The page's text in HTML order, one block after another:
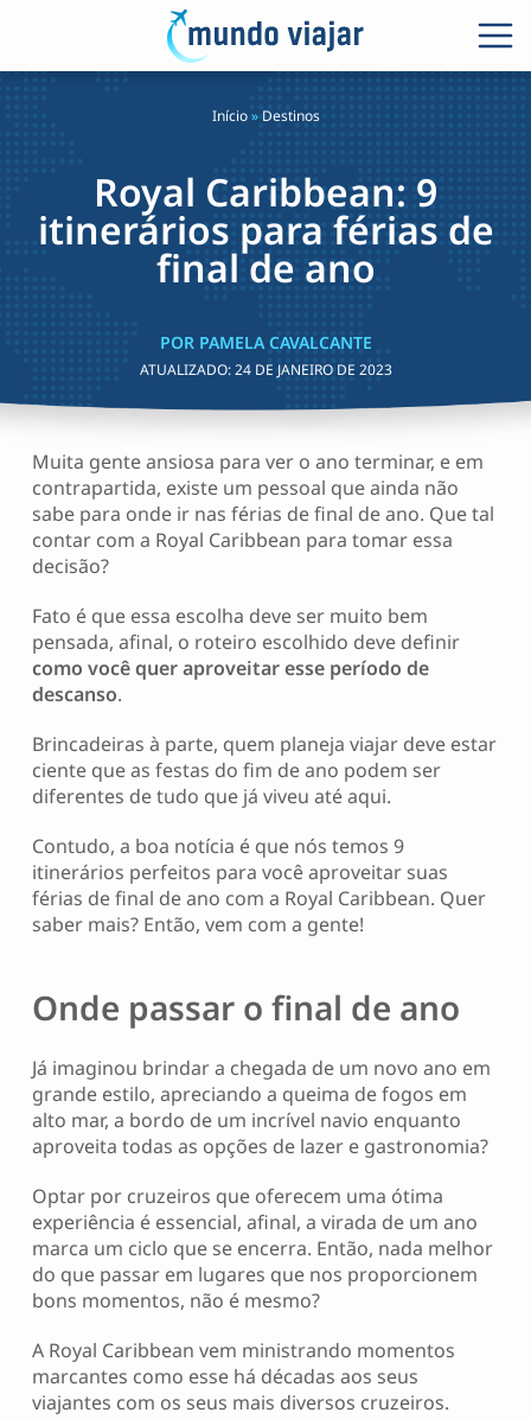
Início» Destinos
Royal Caribbean: 9
itinerários para férias de
final de ano
POR PAMELA CAVALCANTE
ATUALIZADO:24 DE JANEIRO DE 2023
Muita gente ansiosa para ver o ano terminar, e em
contrapartida, existe um pessoal que ainda não
sabe para onde ir nas férias de final de ano. Que tal
contar com a Royal Caribbean para tomar essa
decisão?
Fato é que essa escolha deve ser muito bem
pensada, afinal, o roteiro escolhido deve definir
como você quer aproveitar esse período de
descanso.
Brincadeiras à parte, quem planeja viajar deve estar
ciente que as festas do fim de ano podem ser
diferentes de tudo que já viveu até aqui.
Contudo, a boa notícia é que nós temos 9
itinerários perfeitos para você aproveitar suas
férias de final de ano com a Royal Caribbean. Quer
saber mais? Então, vem com a gente!
Onde passar o final de ano
Já imaginou brindar a chegada de um novo ano em
grande estilo, apreciando a queima de fogos em
alto mar, a bordo de um incrível navio enquanto
aproveita todas as opções de lazer e gastronomia?
Optar por cruzeiros que oferecem uma ótima
experiência é essencial, afinal, a virada de um ano
marca um ciclo que se encerra. Então, nada melhor
do que passar em lugares que nos proporcionem
bons momentos, não é mesmo?
A Royal Caribbean vem ministrando momentos
marcantes como esse há décadas aos seus
viajantes com os seus mais diversos cruzeiros.